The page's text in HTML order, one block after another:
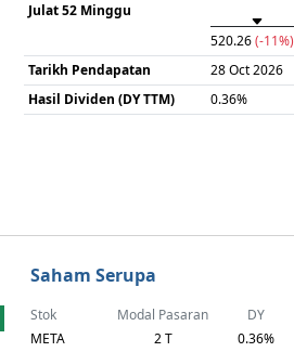
Julat 52 Minggu
520.26(-11%)
Tarikh Pendapatan
28 Oct 2026
Hasil Dividen (DY TTM)
0.36%
Saham Serupa
Stok Modal Pasaran DY
META
2 T 0.36%